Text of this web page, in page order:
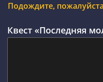
Подождите,
Квест «Последняя